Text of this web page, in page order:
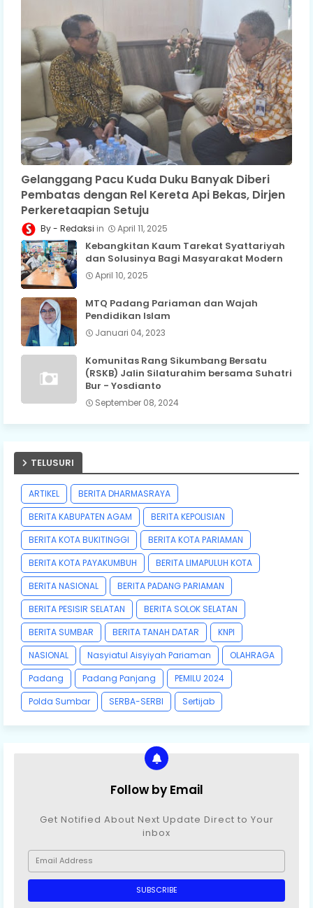
Gelanggang Pacu Kuda Duku Banyak Diberi
Pembatas dengan Rel Kereta Api Bekas, Dirjen
Perkeretaapian Setuju
Redaksi April 11, 2025
Kebangkitan Kaum Tarekat Syattariyah
dan Solusinya Bagi Masyarakat Modern
April 10, 2025
MTQ Padang Pariaman dan Wajah
Pendidikan Islam
Januari 04, 2023
Komunitas Rang Sikumbang Bersatu
(RSKB) Jalin Silaturahim bersama Suhatri
Bur - Yosdianto
September 08, 2024
TELUSURI
ARTIKEL
BERITA DHARMASRAYA
BERITA KABUPATEN AGAM
BERITA KEPOLISIAN
BERITA KOTA BUKITINGGI
BERITA KOTA PARIAMAN
BERITA KOTA PAYAKUMBUH
BERITA LIMAPULUH KOTA
BERITA NASIONAL
BERITA PADANG PARIAMAN
BERITA PESISIR SELATAN
BERITA SOLOK SELATAN
BERITA SUMBAR
BERITA TANAH DATAR
KNPI
NASIONAL
Nasyiatul Aisyiyah Pariaman
OLAHRAGA
Padang
Padang Panjang
PEMILU 2024
Polda Sumbar
SERBA-SERBI Sertijab
Follow by Email
Get Notified About Next Update Direct to Your
inbox